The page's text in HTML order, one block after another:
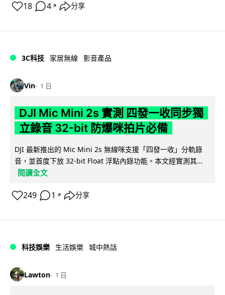
18 4 ↗ 分享
3C科技 家居無線 影音產品
Vin 1 日
DJI Mic Mini 2s 實測 四發一收同步獨
立錄音 32-bit 防爆咪拍片必備
DJI 最新推出的 Mic Mini 2s 無線咪支援「四發一收」分軌錄
音，並首度下放 32-bit Float 浮點內錄功能。本文經實測其...
閱讀全文
249 1 ↗ 分享
科技娛樂 生活娛樂 城中熱話
Lawton 1 日